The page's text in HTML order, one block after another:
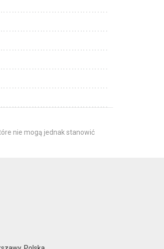
nie mogą jednak stanowić